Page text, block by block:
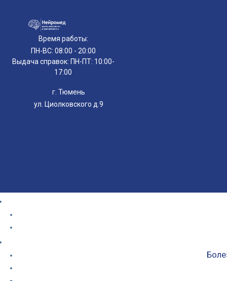
Время работы:
ПН-ВС: 08:00 - 20:00
Выдача справок: ПН-ПТ: 10:00-
17:00
г. Тюмень
ул. Циолковского д.9